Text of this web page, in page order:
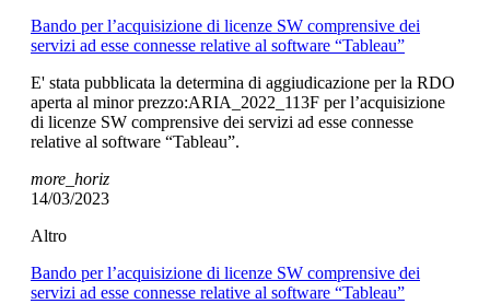
Bando per l’acquisizione di licenze SW comprensive dei
servizi ad esse connesse relative al software “Tableau”
E' stata pubblicata la determina di aggiudicazione per la RDO
aperta al minor prezzo:ARIA_2022_113F per l’acquisizione
di licenze SW comprensive dei servizi ad esse connesse
relative al software “Tableau”.
more_horiz
14/03/2023
Altro
Bando per l’acquisizione di licenze SW comprensive dei
servizi ad esse connesse relative al software “Tableau”